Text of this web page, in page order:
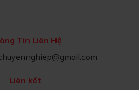
Tin Liên Hệ
Liên kết